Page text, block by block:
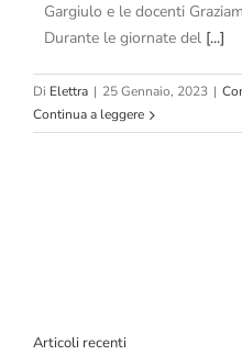
Gargiulo e le docenti
Durante le giornate del [...]
Di Elettra | 25 Gennaio, 2023 |
Continua a leggere
Articoli recenti